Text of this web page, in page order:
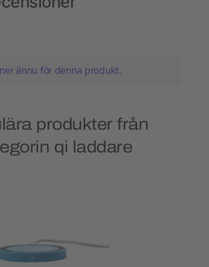
ännu för denna produkt.
produkter från
qi laddare